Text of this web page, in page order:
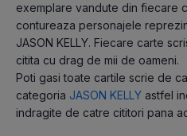
exemplare vandute din fiecare
contureaza personajele
JASON KELLY. Fiecare carte
citita cu drag de mii de oameni.
Poti gasi toate cartile scrie de
categoria JASON KELLY astfel
indragite de catre cititori pana